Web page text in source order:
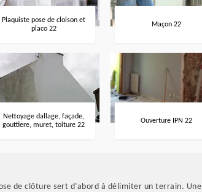
Plaquiste pose de cloison et
placo 22
Maçon 22
Nettoyage dallage, façade,
gouttiere, muret, toiture 22
Ouverture IPN 22
de clôture sert d’abord à délimiter un terrain. Une